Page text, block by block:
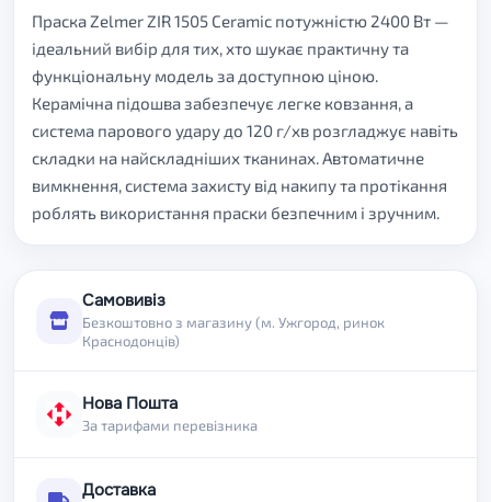
Праска Zelmer ZIR 1505 Ceramic потужністю 2400 Вт —
ідеальний вибір для тих, хто шукає практичну та
функціональну модель за доступною ціною.
Керамічна підошва забезпечує легке ковзання, а
система парового удару до 120 г/хв розгладжує навіть
складки на найскладніших тканинах. Автоматичне
вимкнення, система захисту від накипу та протікання
роблять використання праски безпечним і зручним.
Самовивіз
Безкоштовно з магазину (м. Ужгород, ринок
Краснодонців)
Нова Пошта
За тарифами перевізника
Доставка